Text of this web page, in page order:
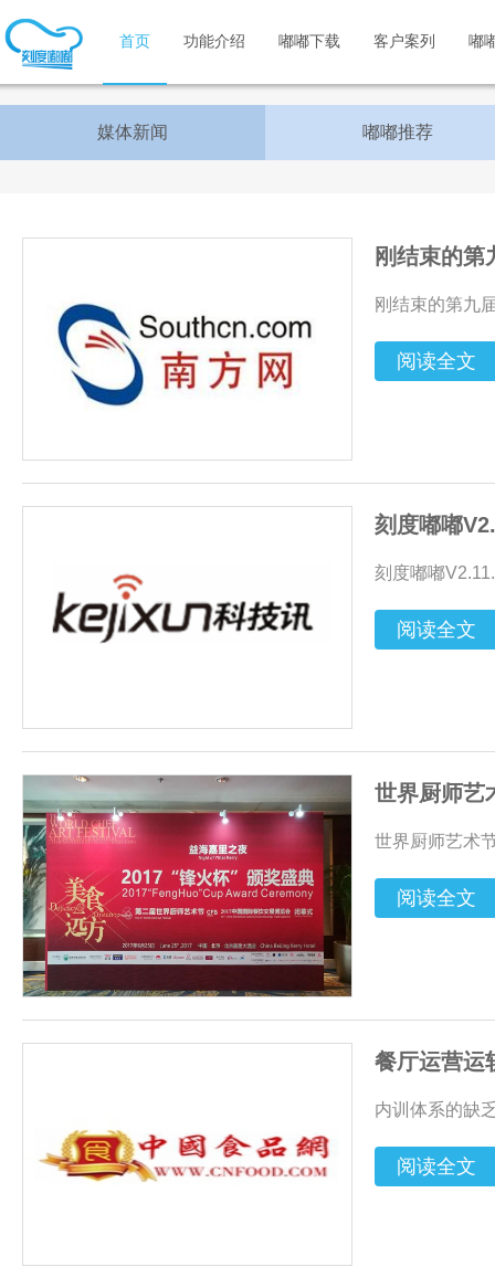
首页 功能介绍 嘟嘟下载 客户案列 嘟
媒体新闻 嘟嘟推荐
刚结束的第
刚结束的第九
阅读全文
刻度嘟嘟
刻度嘟嘟
阅读全文
世界厨师艺
世界厨师艺术
阅读全文
餐厅运营运
内训体系的缺
阅读全文